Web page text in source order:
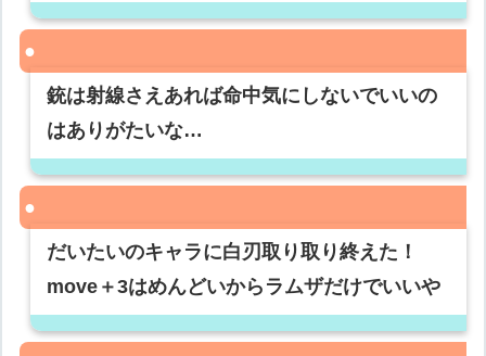
銃は射線さえあれば命中気にしないでいいの
はありがたいな…
だいたいのキャラに白刃取り取り終えた！
move＋3はめんどいからラムザだけでいいや